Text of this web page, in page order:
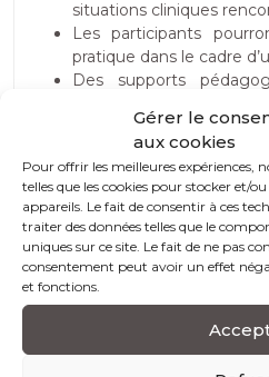
Gérer le
aux cookies
Pour offrir les meilleures expériences,
telles que les cookies pour stocker et/
appareils. Le fait de consentir à ces
traiter des données telles que le
uniques sur ce site. Le fait de ne pas
consentement peut avoir un effet
et fonctions.
situations cliniques
Les participants
pratique dans le cadre
Des supports
règlementaires,
(bibliographie, outils
expériences.
Au terme de chaque
sera amené à formuler
de sa pratique et un
pour clôturer la dernière
L’alternance d’apports
concepts et des
transposition immédiate